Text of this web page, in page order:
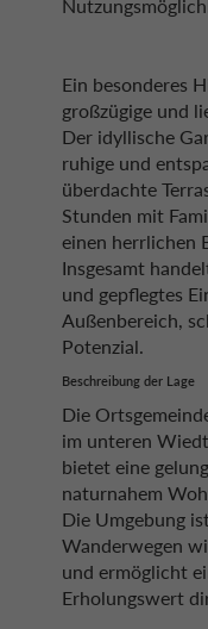
Ein besonderes
großzügige und
Der idyllische
ruhige und
überdachte
Stunden mit
einen herrlichen
Insgesamt
und gepflegtes
Außenbereich,
Potenzial.
Beschreibung der Lage
Die
im unteren
bietet eine
naturnahem
Die Umgebung
Wanderwegen
und ermöglicht
Erholungswert